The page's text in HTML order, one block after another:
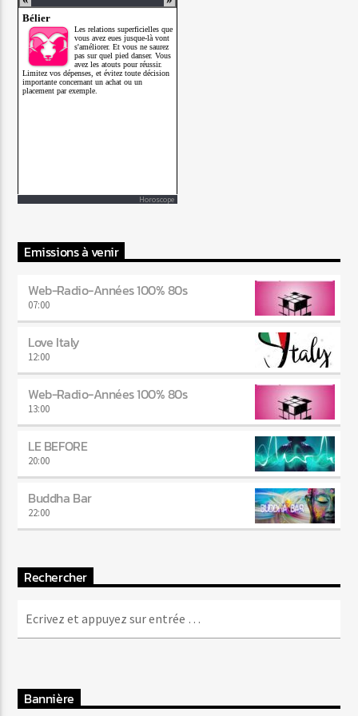
Horoscope
Emissions à venir
Web-Radio-Années 100% 80s
07:00
Love Italy
12:00
Web-Radio-Années 100% 80s
13:00
LE BEFORE
20:00
Buddha Bar
22:00
Rechercher
Bannière